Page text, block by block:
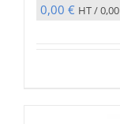
0,00 € HT /0,00